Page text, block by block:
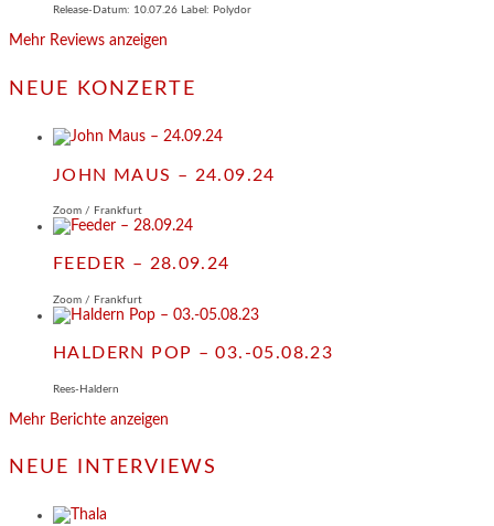
Release-Datum: 10.07.26 Label: Polydor
Mehr Reviews anzeigen
NEUE KONZERTE
JOHN MAUS – 24.09.24
Zoom / Frankfurt
FEEDER – 28.09.24
Zoom / Frankfurt
HALDERN POP – 03.-05.08.23
Rees-Haldern
Mehr Berichte anzeigen
NEUE INTERVIEWS